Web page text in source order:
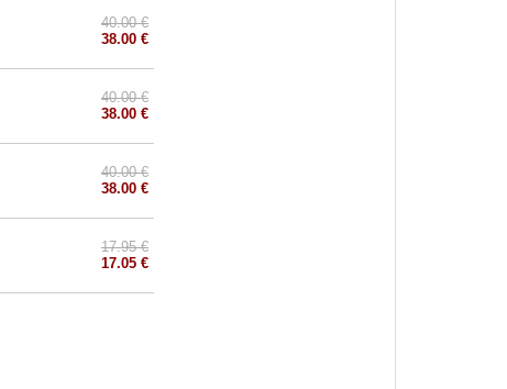
40.00 €
38.00 €
40.00 €
38.00 €
40.00 €
38.00 €
17.95 €
17.05 €